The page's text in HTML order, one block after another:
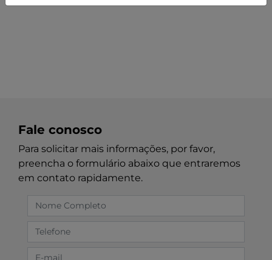
Fale conosco
Para solicitar mais informações, por favor,
preencha o formulário abaixo que entraremos
em contato rapidamente.